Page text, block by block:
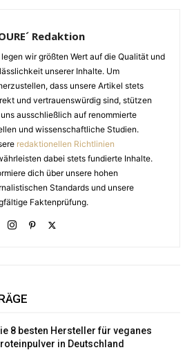
Redaktion
legen wir größten Wert auf die Qualität und
unserer Inhalte. Um
dass unsere Artikel stets
und vertrauenswürdig sind, stützen
ausschließlich auf renommierte
und wissenschaftliche Studien.
redaktionellen Richtlinien
dabei stets fundierte Inhalte.
dich über unsere hohen
Standards und unsere
Faktenprüfung.
8 besten Hersteller für veganes
in Deutschland